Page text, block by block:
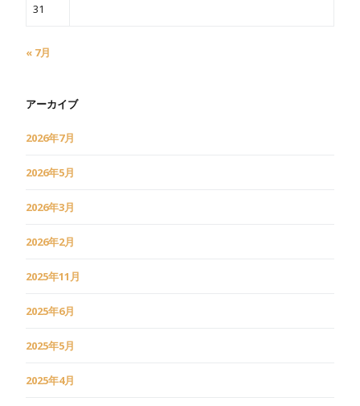
31
« 7月
アーカイブ
2026年7月
2026年5月
2026年3月
2026年2月
2025年11月
2025年6月
2025年5月
2025年4月